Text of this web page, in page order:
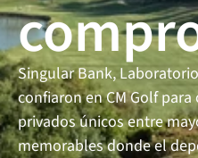
Singular Bank,
confiaron en CM Golf
privados únicos entre
memorables donde el
Circuito Heineken